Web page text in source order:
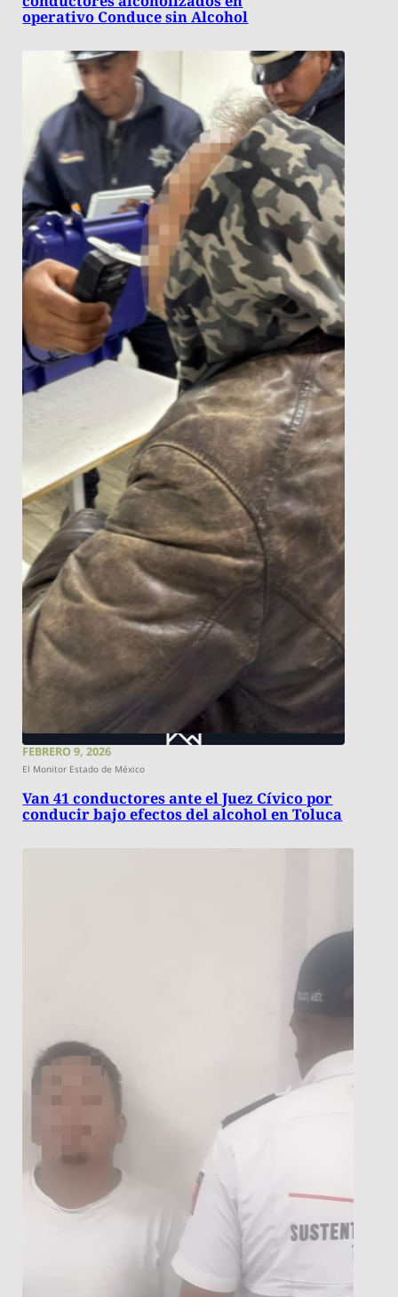
operativo Conduce sin Alcohol
FEBRERO 9, 2026
El Monitor Estado de México
Van 41 conductores ante el Juez Cívico por
conducir bajo efectos del alcohol en Toluca